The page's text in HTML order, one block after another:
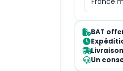
BAT
Un